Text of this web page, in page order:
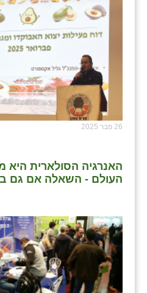
26 פבר 2025
האנרגיה הסולארית היא
העולם - השאלה אם גם